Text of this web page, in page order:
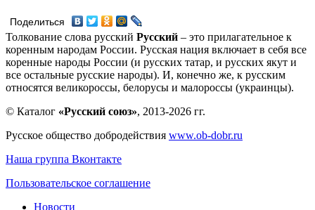
Поделиться
Толкование слова русский Русский – это прилагательное к
коренным народам России. Русская нация включает в себя все
коренные народы России (и русских татар, и русских якут и
все остальные русские народы). И, конечно же, к русским
относятся великороссы, белорусы и малороссы (украинцы).
© Каталог «Русский союз», 2013-2026 гг.
Русское общество добродействия www.ob-dobr.ru
Наша группа Вконтакте
Пользовательское соглашение
Новости